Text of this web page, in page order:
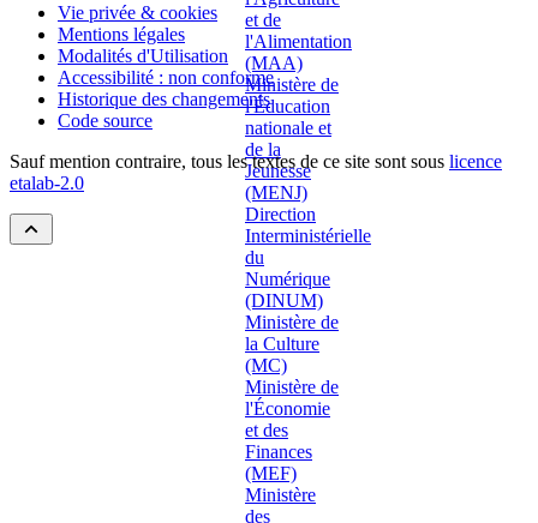
Vie privée & cookies
Mentions légales
Modalités d'Utilisation
Accessibilité : non conforme
Historique des changements
Code source
Sauf mention contraire, tous les textes de ce site sont sous licence
etalab-2.0